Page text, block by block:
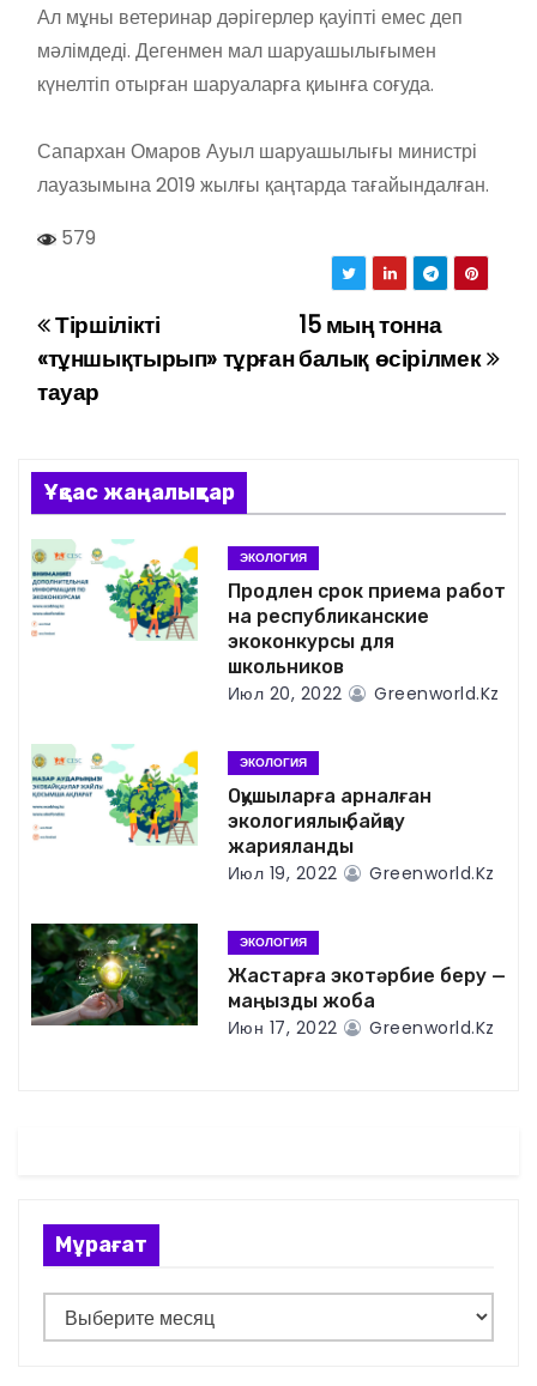
Ал мұны ветеринар дәрігерлер қауіпті емес деп
мәлімдеді. Дегенмен мал шаруашылығымен
күнелтіп отырған шаруаларға қиынға соғуда.
Сапархан Омаров Ауыл шаруашылығы министрі
лауазымына 2019 жылғы қаңтарда тағайындалған.
579
Н
а
и
г
а
ц
я
п
о
а
п
и
15 мың тонна
балық өсірілмек
Тіршілікті
«тұншықтырып» тұрған
тауар
Ұқсас жаңалықтар
ЭКОЛОГИЯ
Продлен срок приема работ
на республиканские
экоконкурсы для
школьников
Июл 20, 2022 Greenworld.kz
ЭКОЛОГИЯ
Оқушыларға арналған
экологиялық байқау
жарияланды
Июл 19, 2022 Greenworld.kz
ЭКОЛОГИЯ
Жастарға экотәрбие беру —
маңызды жоба
Июн 17, 2022 Greenworld.kz
Мұрағат
ұ